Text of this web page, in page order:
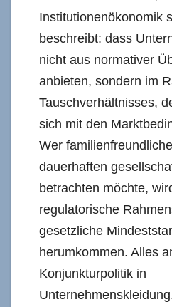
Institutionenökonomik
beschreibt: dass
nicht aus normativer
anbieten, sondern im
Tauschverhältnisses,
sich mit den
Wer
dauerhaften
betrachten möchte,
regulatorische
gesetzliche
herumkommen. Alles
Konjunkturpolitik in